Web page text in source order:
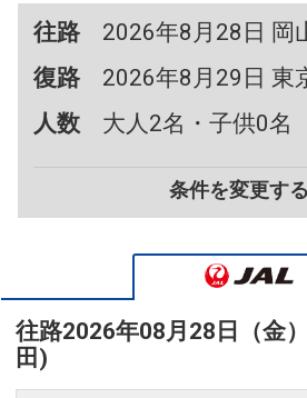
往路
2026年8月28日 岡
復路
2026年8月29日 東
人数
大人2名・子供0名
条件を変更す
往路2026年08月28日（金）
田)